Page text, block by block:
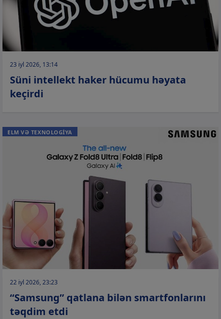
23 iyl 2026, 13:14
Süni intellekt haker hücumu həyata
keçirdi
ELM VƏ TEXNOLOGİYA
22 iyl 2026, 23:23
“Samsung” qatlana bilən smartfonlarını
təqdim etdi